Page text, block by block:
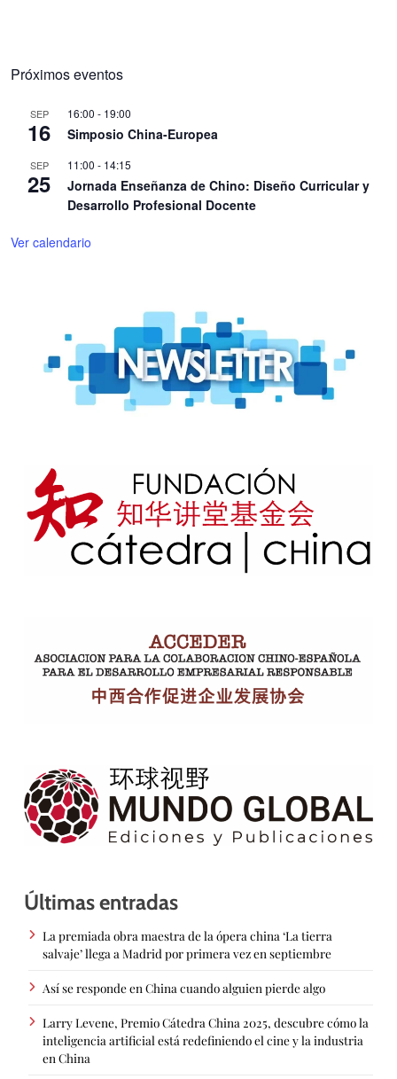
Próximos eventos
SEP
16
16:00 - 19:00
Simposio China-Europea
SEP
25
11:00 - 14:15
Jornada Enseñanza de Chino: Diseño Curricular y
Desarrollo Profesional Docente
Ver calendario
Últimas entradas
La premiada obra maestra de la ópera china ‘La tierra
salvaje’ llega a Madrid por primera vez en septiembre
Así se responde en China cuando alguien pierde algo
Larry Levene, Premio Cátedra China 2025, descubre cómo la
inteligencia artificial está redefiniendo el cine y la industria
en China